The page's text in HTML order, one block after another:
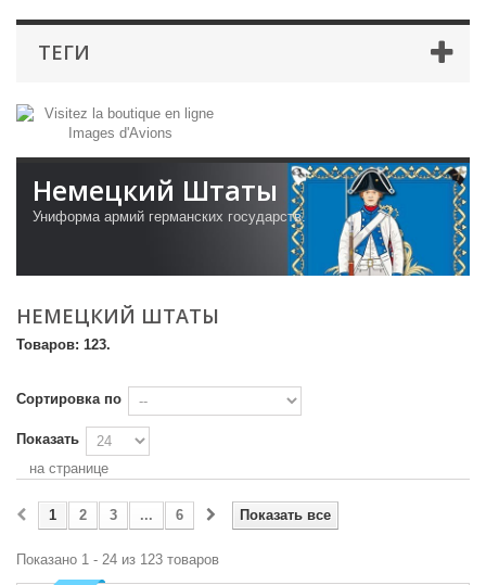
ТЕГИ
Немецкий Штаты
Униформа армий германских государств.
НЕМЕЦКИЙ ШТАТЫ
Товаров: 123.
Сортировка по
Показать
на странице
Показать все
1 2 3 ... 6
Показано 1 - 24 из 123 товаров